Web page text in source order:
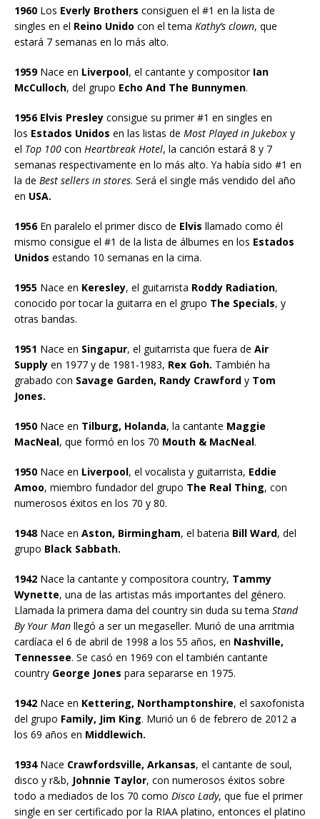
1960 Los Everly Brothers consiguen el #1 en la lista de
singles en el Reino Unido con el tema Kathy’s clown, que
estará 7 semanas en lo más alto.
1959Nace en Liverpool, el cantante y compositorIan
McCulloch, del grupo Echo And The Bunnymen.
1956 Elvis Presley consigue su primer #1 en singles en
los Estados Unidos en las listas de Most Played in Jukebox y
el Top 100 con Heartbreak Hotel, la canción estará 8 y 7
semanas respectivamente en lo más alto. Ya había sido #1 en
la de Best sellers in stores. Será el single más vendido del año
en USA.
1956En paralelo el primer disco de Elvis llamado como él
mismo consigue el #1 de la lista de álbumes en los Estados
Unidos estando 10 semanas en la cima.
1955 Nace en Keresley, el guitarrista Roddy Radiation,
conocido por tocar la guitarra en el grupo The Specials, y
otras bandas.
1951 Nace en Singapur, el guitarrista que fuera de Air
Supply en 1977 y de 1981-1983, Rex Goh. También ha
grabado con Savage Garden, Randy Crawford y Tom
Jones.
1950 Nace en Tilburg, Holanda, la cantante Maggie
MacNeal, que formó en los 70 Mouth & MacNeal.
1950 Nace en Liverpool, el vocalista y guitarrista, Eddie
Amoo, miembro fundador del grupo The Real Thing, con
numerosos éxitos en los 70 y 80.
1948 Nace en Aston, Birmingham, el bateria Bill Ward, del
grupo Black Sabbath.
1942 Nace la cantante y compositora country, Tammy
Wynette, una de las artistas más importantes del género.
Llamada la primera dama del country sin duda su tema Stand
By Your Man llegó a ser un megaseller. Murió de una arritmia
cardíaca el 6 de abril de 1998 a los 55 años, en Nashville,
Tennessee. Se casó en 1969 con el también cantante
country George Jones para separarse en 1975.
1942 Nace en Kettering, Northamptonshire, el saxofonista
del grupo Family, Jim King. Murió un 6 de febrero de 2012 a
los 69 años en Middlewich.
1934Nace Crawfordsville, Arkansas, el cantante de soul,
disco y r&b, Johnnie Taylor, con numerosos éxitos sobre
todo a mediados de los 70 como Disco Lady, que fue el primer
single en ser certificado por la RIAA platino, entonces el platino